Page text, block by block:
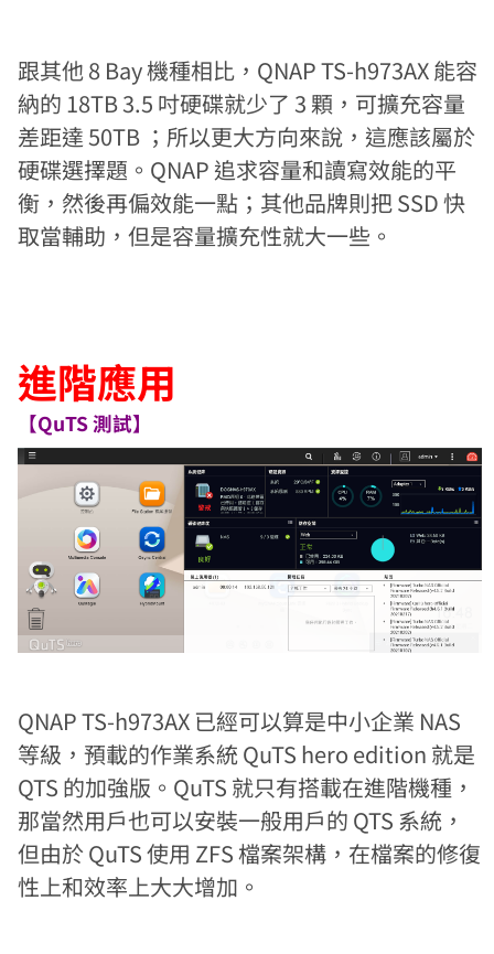
跟其他 8 Bay 機種相比，QNAP TS-h973AX 能容
納的 18TB 3.5 吋硬碟就少了 3 顆，可擴充容量
差距達 50TB ；所以更大方向來說，這應該屬於
硬碟選擇題。QNAP 追求容量和讀寫效能的平
衡，然後再偏效能一點；其他品牌則把 SSD 快
取當輔助，但是容量擴充性就大一些。
進階應用
【QuTS 測試】
QNAP TS-h973AX 已經可以算是中小企業 NAS
等級，預載的作業系統 QuTS hero edition 就是
QTS 的加強版。QuTS 就只有搭載在進階機種，
那當然用戶也可以安裝一般用戶的 QTS 系統，
但由於 QuTS 使用 ZFS 檔案架構，在檔案的修復
性上和效率上大大增加。